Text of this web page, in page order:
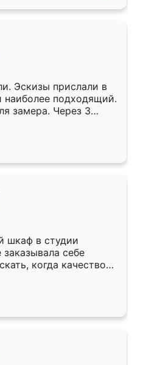
Эскизы прислали в
наиболее подходящий.
замера. Через 3
готова. Остались
Ренессанс
работу!
шкаф в студии
заказывала себе
когда качеством
кухня уже почти